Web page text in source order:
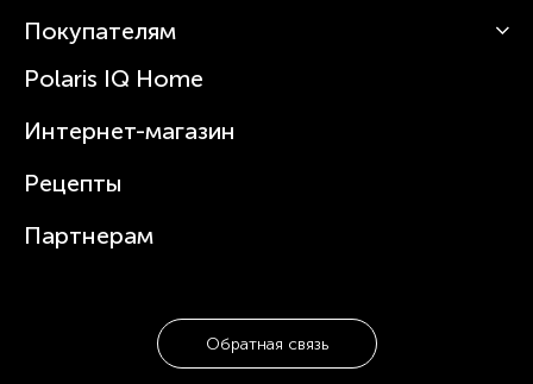
Вертикальные пылесосы
Зубные щетки и ирригаторы
Увлажнители
Посуда
О Polaris
Статьи
Покупателям
Сервисные центры
Где купить
Polaris IQ Home
Интернет-магазин
Рецепты
Партнерам
Обратная связь